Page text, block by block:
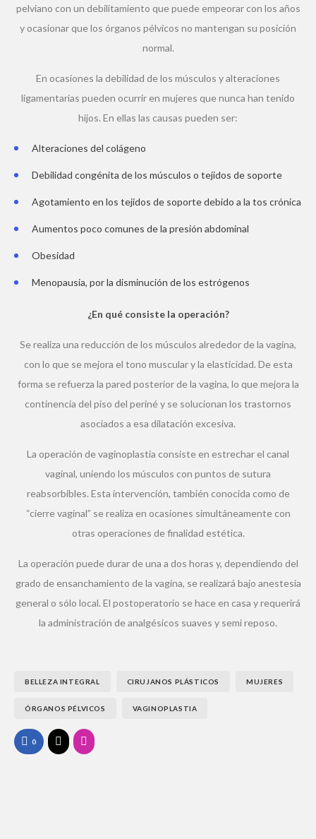
pelviano con un debilitamiento que puede empeorar con los años
y ocasionar que los órganos pélvicos no mantengan su posición
normal.
En ocasiones la debilidad de los músculos y alteraciones
ligamentarias pueden ocurrir en mujeres que nunca han tenido
hijos. En ellas las causas pueden ser:
Alteraciones del colágeno
Debilidad congénita de los músculos o tejidos de soporte
Agotamiento en los tejidos de soporte debido a la tos crónica
Aumentos poco comunes de la presión abdominal
Obesidad
Menopausia, por la disminución de los estrógenos
¿En qué consiste la operación?
Se realiza una reducción de los músculos alrededor de la vagina,
con lo que se mejora el tono muscular y la elasticidad. De esta
forma se refuerza la pared posterior de la vagina, lo que mejora la
continencia del piso del periné y se solucionan los trastornos
asociados a esa dilatación excesiva.
La operación de vaginoplastia consiste en estrechar el canal
vaginal, uniendo los músculos con puntos de sutura
reabsorbibles. Esta intervención, también conocida como de
“cierre vaginal” se realiza en ocasiones simultáneamente con
otras operaciones de finalidad estética.
La operación puede durar de una a dos horas y, dependiendo del
grado de ensanchamiento de la vagina, se realizará bajo anestesia
general o sólo local. El postoperatorio se hace en casa y requerirá
la administración de analgésicos suaves y semi reposo.
BELLEZA INTEGRAL CIRUJANOS PLÁSTICOS MUJERES
ÓRGANOS PÉLVICOS VAGINOPLASTIA
0